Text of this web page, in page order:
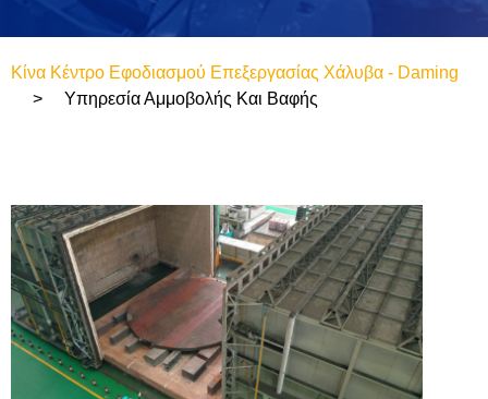
Κίνα Κέντρο Εφοδιασμού Επεξεργασίας Χάλυβα - Daming
Υπηρεσία Αμμοβολής Και Βαφής